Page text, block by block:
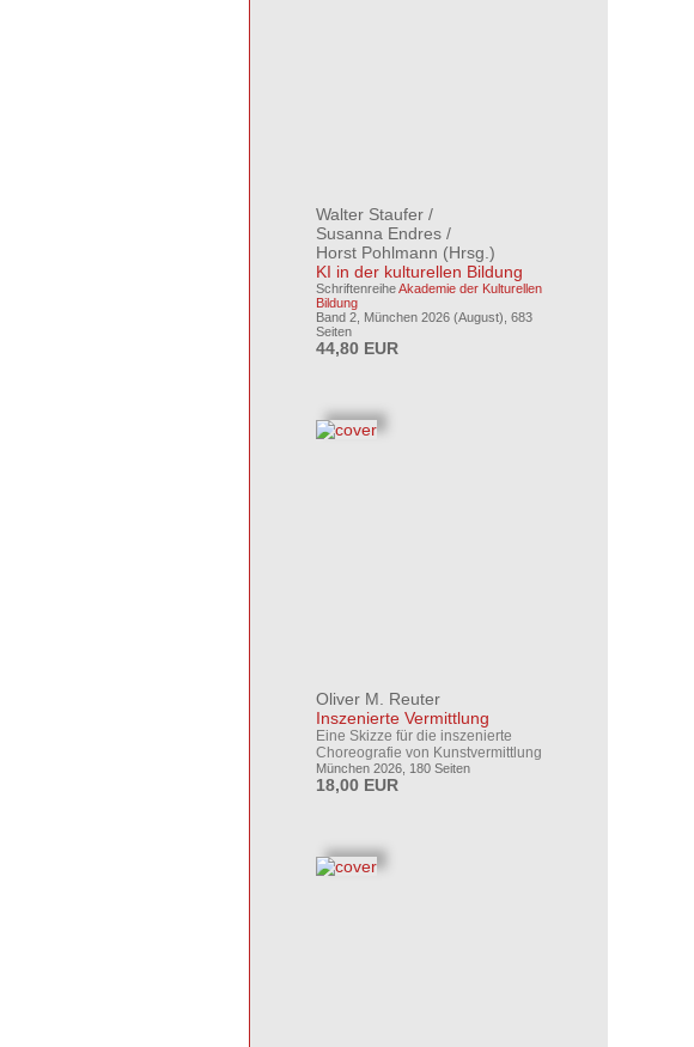
Walter Staufer /
Susanna Endres /
Horst Pohlmann (Hrsg.)
KI in der kulturellen Bildung
SchriftenreiheAkademie der Kulturellen
Bildung
Band 2, München 2026 (August), 683
Seiten
44,80 EUR
Oliver M. Reuter
Inszenierte Vermittlung
Eine Skizze für die inszenierte
Choreografie von Kunstvermittlung
München 2026, 180 Seiten
18,00 EUR